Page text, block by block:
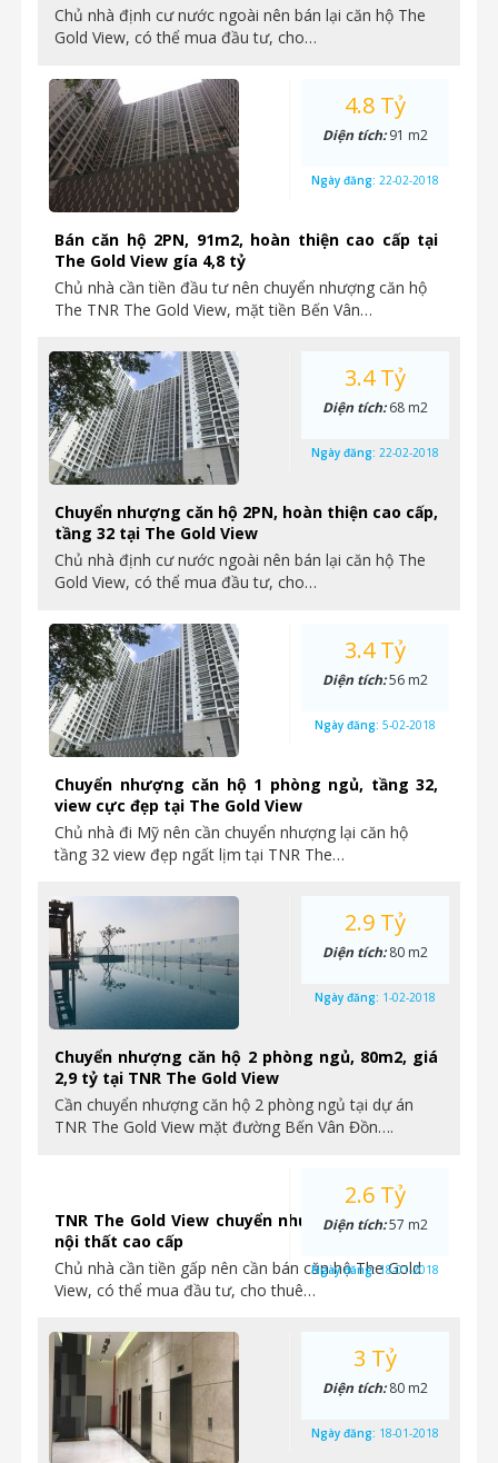
Chủ nhà định cư nước ngoài nên bán lại căn hộ The
Gold View, có thể mua đầu tư, cho…
Bán căn hộ 2PN, 91m2, hoàn thiện cao cấp tại
The Gold View gía 4,8 tỷ
Chủ nhà cần tiền đầu tư nên chuyển nhượng căn hộ
The TNR The Gold View, mặt tiền Bến Vân…
4.8 Tỷ
Diện tích:91 m2
Ngày đăng: 22-02-2018
Chuyển nhượng căn hộ 2PN, hoàn thiện cao cấp,
tầng 32 tại The Gold View
Chủ nhà định cư nước ngoài nên bán lại căn hộ The
Gold View, có thể mua đầu tư, cho…
3.4 Tỷ
Diện tích:68 m2
Ngày đăng: 22-02-2018
Chuyển nhượng căn hộ 1 phòng ngủ, tầng 32,
view cực đẹp tại The Gold View
Chủ nhà đi Mỹ nên cần chuyển nhượng lại căn hộ
tầng 32 view đẹp ngất lịm tại TNR The…
3.4 Tỷ
Diện tích:56 m2
Ngày đăng: 5-02-2018
Chuyển nhượng căn hộ 2 phòng ngủ, 80m2, giá
2,9 tỷ tại TNR The Gold View
Cần chuyển nhượng căn hộ 2 phòng ngủ tại dự án
TNR The Gold View mặt đường Bến Vân Đồn….
2.9 Tỷ
Diện tích:80 m2
Ngày đăng: 1-02-2018
TNR The Gold View chuyển nhượng căn hộ 1PN
nội thất cao cấp
Chủ nhà cần tiền gấp nên cần bán căn hộ The Gold
View, có thể mua đầu tư, cho thuê…
2.6 Tỷ
Diện tích:57 m2
Ngày đăng:18-01-2018
3 Tỷ
Diện tích:80 m2
Ngày đăng: 18-01-2018